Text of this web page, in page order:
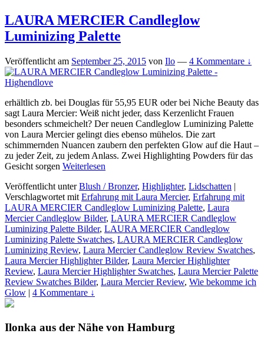
LAURA MERCIER Candleglow
Luminizing Palette
Veröffentlicht am September 25, 2015 von Ilo — 4 Kommentare ↓
erhältlich zb. bei Douglas für 55,95 EUR oder bei Niche Beauty das
sagt Laura Mercier: Weiß nicht jeder, dass Kerzenlicht Frauen
besonders schmeichelt? Der neuen Candleglow Luminizing Palette
von Laura Mercier gelingt dies ebenso mühelos. Die zart
schimmernden Nuancen zaubern den perfekten Glow auf die Haut –
zu jeder Zeit, zu jedem Anlass. Zwei Highlighting Powders für das
Gesicht sorgen Weiterlesen
Veröffentlicht unter Blush / Bronzer, Highlighter, Lidschatten |
Verschlagwortet mit Erfahrung mit Laura Mercier, Erfahrung mit
LAURA MERCIER Candleglow Luminizing Palette, Laura
Mercier Candleglow Bilder, LAURA MERCIER Candleglow
Luminizing Palette Bilder, LAURA MERCIER Candleglow
Luminizing Palette Swatches, LAURA MERCIER Candleglow
Luminizing Review, Laura Mercier Candleglow Review Swatches,
Laura Mercier Highlighter Bilder, Laura Mercier Highlighter
Review, Laura Mercier Highlighter Swatches, Laura Mercier Palette
Review Swatches Bilder, Laura Mercier Review, Wie bekomme ich
Glow | 4 Kommentare ↓
Ilonka aus der Nähe von Hamburg